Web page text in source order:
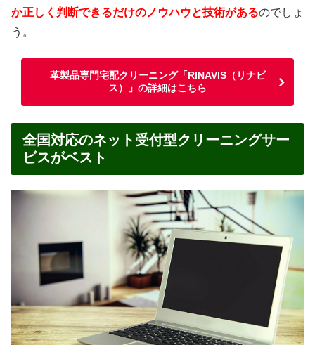
か正しく判断できるだけのノウハウと技術があるのでしょ
う。
革製品専門宅配クリーニング「RINAVIS（リナビ
ス）」の詳細はこちら
全国対応のネット受付型クリーニングサー
ビスがベスト